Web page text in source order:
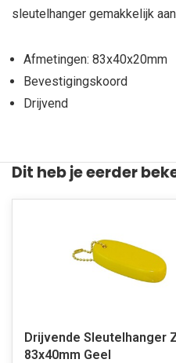
sleutelhanger gemakkelijk
Afmetingen: 83x40x20mm
Bevestigingskoord
Drijvend
Dit heb je eerder
Drijvende Sleutelhanger
83x40mm Geel